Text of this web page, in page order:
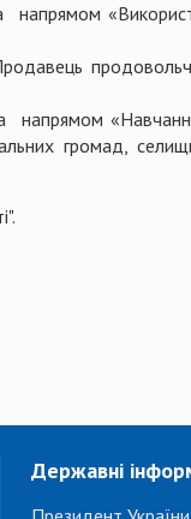
напрямом
напрямом
громад,
Державні